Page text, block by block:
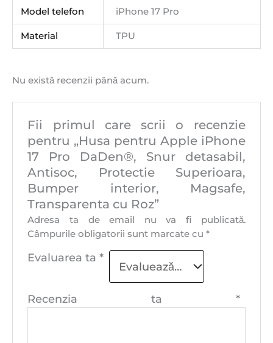
Model telefon iPhone 17 Pro
Material TPU
Nu există recenzii până acum.
Fii primul care scrii o recenzie
pentru „Husa pentru Apple iPhone
17 Pro DaDen®, Snur detasabil,
Antisoc, Protectie Superioara,
Bumper interior, Magsafe,
Transparenta cu Roz”
Adresa ta de email nu va fi publicată.
Câmpurile obligatorii sunt marcate cu*
Evaluarea ta*
Recenzia ta *